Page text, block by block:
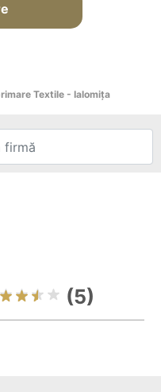
Textile - Ialomiţa
(5)